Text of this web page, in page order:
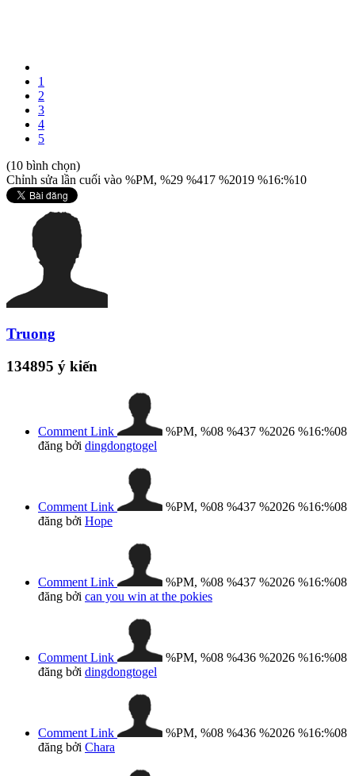
1
2
3
4
5
(10 bình chọn)
Chỉnh sửa lần cuối vào %PM, %29 %417 %2019 %16:%10
Truong
134895 ý kiến
Comment Link
%PM, %08 %437 %2026 %16:%08
đăng bởi dingdongtogel
Comment Link
%PM, %08 %437 %2026 %16:%08
đăng bởi Hope
Comment Link
%PM, %08 %437 %2026 %16:%08
đăng bởi can you win at the pokies
Comment Link
%PM, %08 %436 %2026 %16:%08
đăng bởi dingdongtogel
Comment Link
%PM, %08 %436 %2026 %16:%08
đăng bởi Chara